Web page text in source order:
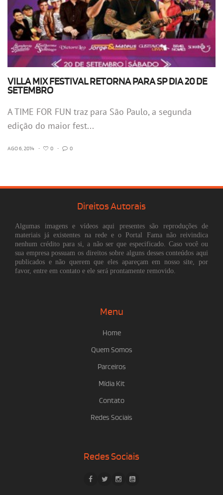
VILLA MIX FESTIVAL RETORNA PARA SP DIA 20 DE
SETEMBRO
A TIME FOR FUN traz para São Paulo, a segunda
edição do maior fest...
AGO 6, 2014 • 0 • 0
Direitos Autorais
Algumas imagens e vídeos aqui presentes são reproduções de
materiais já existentes na rede e o Portal Fama não reivindica
nenhum crédito para si, a não ser que especificado. Caso você ou
sua empresa possuam os direitos sobre alguns desses conteúdos aqui
publicados e não querem que eles apareçam em nosso site, por
favor, entre em contato e ele será prontamente removido.
Menu
Home
Quem Somos
Parceiros
Mídia Kit
Contato
Redes Sociais
Redes Sociais